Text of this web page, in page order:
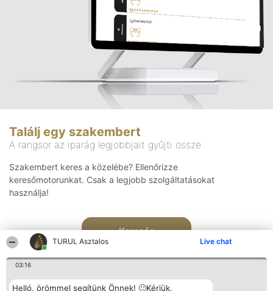
TURUL Asztalos Live chat
03:16
Helló, örömmel segítünk Önnek! 🙂Kérjük,
Találj egy szakembert
A rangsor az iparág legjobbjait gyűjti össze
Szakembert keres a közelébe? Ellenőrizze
keresőmotorunkat. Csak a legjobb szolgáltatásokat
használja!
Keresés